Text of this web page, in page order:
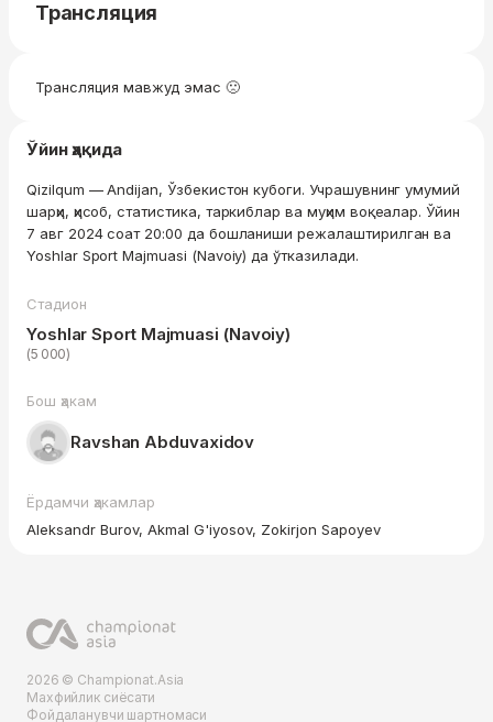
Трансляция
Трансляция мавжуд эмас 🙁
Ўйин ҳақида
Qizilqum — Andijan, Ўзбекистон кубоги. Учрашувнинг умумий
шарҳи, ҳисоб, статистика, таркиблар ва муҳим воқеалар. Ўйин
7 авг 2024 соат 20:00 да бошланиши режалаштирилган ва
Yoshlar Sport Majmuasi (Navoiy) да ўтказилади.
Стадион
Yoshlar Sport Majmuasi (Navoiy)
(5 000)
Бош ҳакам
Ravshan Abduvaxidov
Ёрдамчи ҳакамлар
Aleksandr Burov, Akmal G'iyosov, Zokirjon Sapoyev
2026 © Championat.Asia
Махфийлик сиёсати
Фойдаланувчи шартномаси